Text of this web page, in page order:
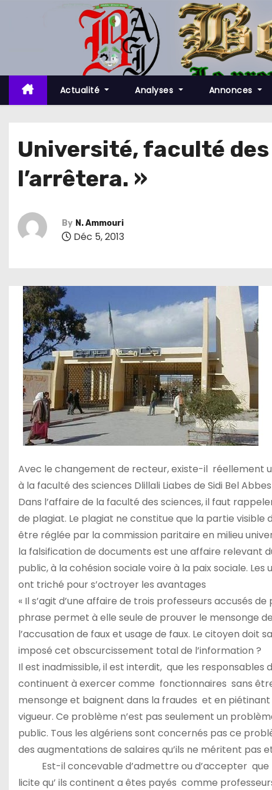
t
c
Actualité Analyses Annonces
Université, faculté
l’arrêtera. »
By N. Ammouri
Déc 5, 2013
Avec le changement de recteur, existe-il réellement
à la faculté des sciences Dlillali Liabes de Sidi Bel
Dans l’affaire de la faculté des sciences, il faut
de plagiat. Le plagiat ne constitue que la partie visible
être réglée par la commission paritaire en milieu
la falsification de documents est une affaire relevant
public, à la cohésion sociale voire à la paix sociale.
ont triché pour s’octroyer les avantages
« Il s’agit d’une affaire de trois professeurs accusés
phrase permet à elle seule de prouver le mensonge
l’accusation de faux et usage de faux. Le citoyen doit
imposé cet obscurcissement total de l’information ?
Il est inadmissible, il est interdit, que les
continuent à exercer comme fonctionnaires sans
mensonge et baignent dans la fraudes et en
vigueur. Ce problème n’est pas seulement un
public. Tous les algériens sont concernés pas ce
des augmentations de salaires qu’ils ne méritent pas
Est-il concevable d’admettre ou d’accepter que
licite qu’ ils continent a êtes payés comme